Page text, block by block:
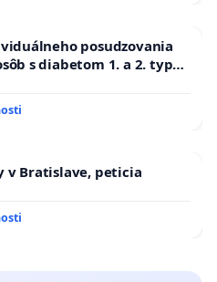
posudzovania
s diabetom 1. a 2. typu
zboru SR
v Bratislave, peticia